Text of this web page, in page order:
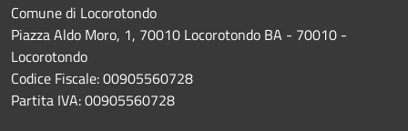
Comune di Locorotondo
Piazza Aldo Moro, 1, 70010 Locorotondo BA - 70010 -
Locorotondo
Codice Fiscale: 00905560728
Partita IVA: 00905560728